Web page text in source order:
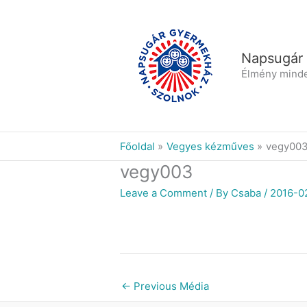
Élmény
Főoldal Vegyes kézműves vegy003
vegy003
Leave a Comment / By Csaba / 2016-
← Previous Média